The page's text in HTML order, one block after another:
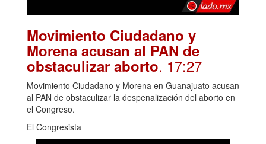
Movimiento Ciudadano y
Morena acusan al PAN de
obstaculizar aborto. 17:27
Movimiento Ciudadano y Morena en Guanajuato acusan
al PAN de obstaculizar la despenalización del aborto en
el Congreso.
El Congresista